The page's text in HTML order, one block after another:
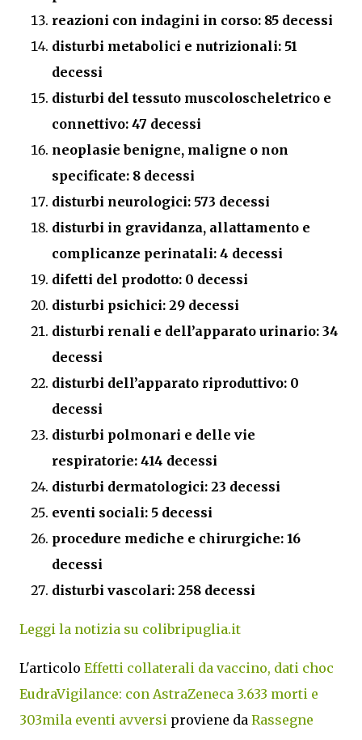
reazioni con indagini in corso: 85 decessi
disturbi metabolici e nutrizionali: 51
decessi
disturbi del tessuto muscoloscheletrico e
connettivo: 47 decessi
neoplasie benigne, maligne o non
specificate: 8 decessi
disturbi neurologici: 573 decessi
disturbi in gravidanza, allattamento e
complicanze perinatali: 4 decessi
difetti del prodotto: 0 decessi
disturbi psichici: 29 decessi
disturbi renali e dell’apparato urinario: 34
decessi
disturbi dell’apparato riproduttivo: 0
decessi
disturbi polmonari e delle vie
respiratorie: 414 decessi
disturbi dermatologici: 23 decessi
eventi sociali: 5 decessi
procedure mediche e chirurgiche: 16
decessi
disturbi vascolari: 258 decessi
Leggi la notizia su colibripuglia.it
L'articolo Effetti collaterali da vaccino, dati choc
EudraVigilance: con AstraZeneca 3.633 morti e
303mila eventi avversi proviene da Rassegne